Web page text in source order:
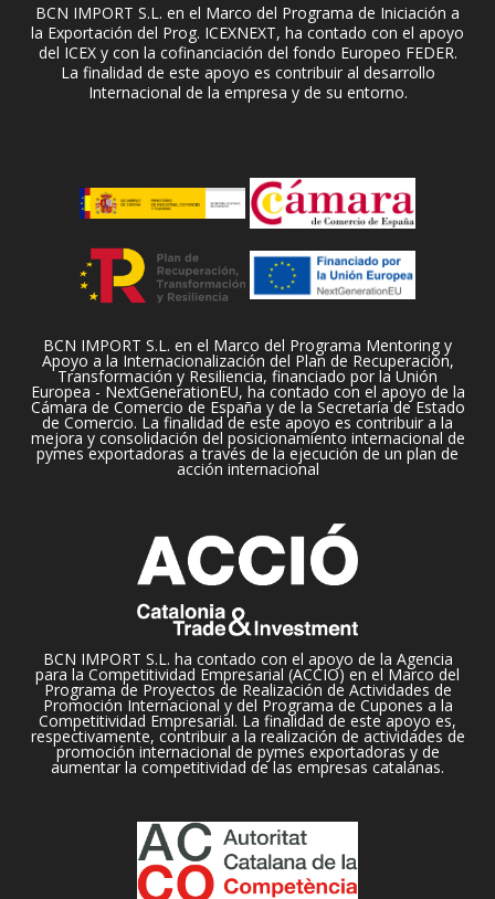
BCN IMPORT S.L. en el Marco del Programa de Iniciación a
la Exportación del Prog. ICEXNEXT, ha contado con el apoyo
del ICEX y con la cofinanciación del fondo Europeo FEDER.
La finalidad de este apoyo es contribuir al desarrollo
Internacional de la empresa y de su entorno.
BCN IMPORT S.L. en el Marco del Programa Mentoring y
Apoyo a la Internacionalización del Plan de Recuperación,
Transformación y Resiliencia, financiado por la Unión
Europea - NextGenerationEU, ha contado con el apoyo de la
Cámara de Comercio de España y de la Secretaría de Estado
de Comercio. La finalidad de este apoyo es contribuir a la
mejora y consolidación del posicionamiento internacional de
pymes exportadoras a través de la ejecución de un plan de
acción internacional
BCN IMPORT S.L. ha contado con el apoyo de la Agencia
para la Competitividad Empresarial (ACCIO) en el Marco del
Programa de Proyectos de Realización de Actividades de
Promoción Internacional y del Programa de Cupones a la
Competitividad Empresarial. La finalidad de este apoyo es,
respectivamente, contribuir a la realización de actividades de
promoción internacional de pymes exportadoras y de
aumentar la competitividad de las empresas catalanas.